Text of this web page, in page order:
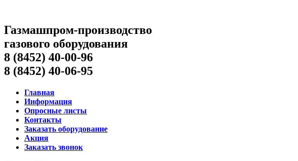
Газмашпром-производство
газового оборудования
8 (8452) 40-00-96
8 (8452) 40-06-95
Главная
Информация
Опросные листы
Контакты
Заказать оборудование
Акция
Заказать звонок